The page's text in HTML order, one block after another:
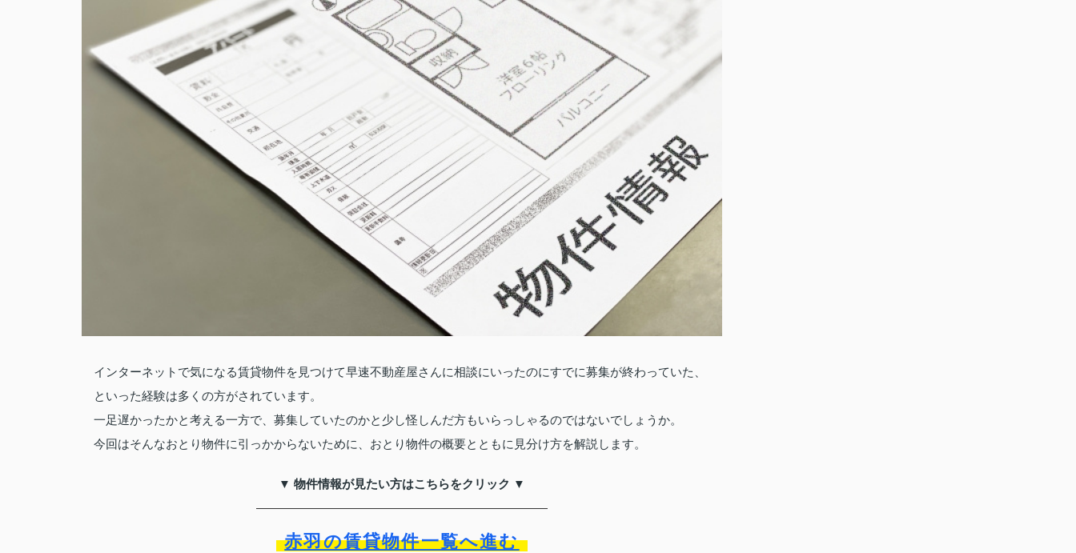
インターネットで気になる賃貸物件を見つけて早速不動産屋さんに相談にいったのにすでに募集が終わっていた、
といった経験は多くの方がされています。
一足遅かったかと考える一方で、募集していたのかと少し怪しんだ方もいらっしゃるのではないでしょうか。
今回はそんなおとり物件に引っかからないために、おとり物件の概要とともに見分け方を解説します。
▼ 物件情報が見たい方はこちらをクリック ▼
赤羽の賃貸物件一覧へ進む